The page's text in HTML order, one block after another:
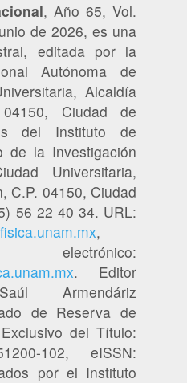
, Año 65, Vol.
de 2026, es una
editada por la
Autónoma de
Alcaldía
Ciudad de
del Instituto de
de la Investigación
Universitaria,
C.P. 04150, Ciudad
56 22 40 34. URL:
,
. Editor
Armendáriz
de Reserva de
del Título:
102, eISSN:
por el Instituto